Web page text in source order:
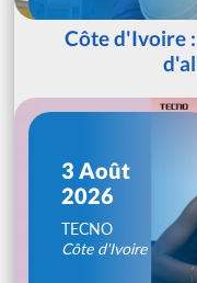
Côte d'Ivoire
3 Août
2026
TECNO
Côte d'Ivoire